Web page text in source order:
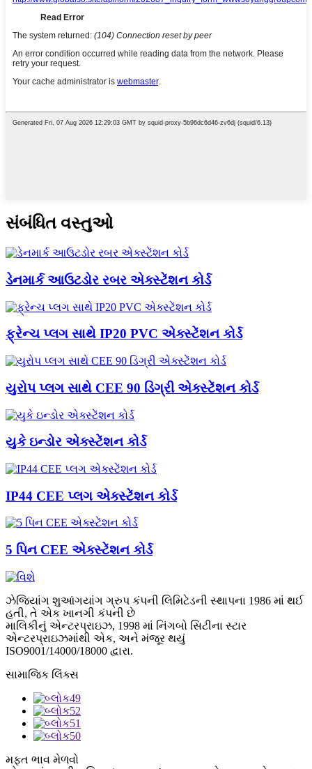
સંબંધિત વસ્તુઓ
ડેનમાર્ક આઉટડોર રબર એક્સ્ટેંશન કોર્ડ
ફ્રેન્ચ પ્લગ સાથે IP20 PVC એક્સ્ટેંશન કોર્ડ
યુરોપ પ્લગ સાથે CEE 90 ડિગ્રી એક્સ્ટેંશન કોર્ડ
યુકે ઇન્ડોર એક્સ્ટેંશન કોર્ડ
IP44 CEE પ્લગ એક્સ્ટેંશન કોર્ડ
5 પિન CEE એક્સ્ટેંશન કોર્ડ
ઝેજિયાંગ શુઆંગયાંગ ગ્રુપ કંપની લિમિટેડની સ્થાપના 1986 માં થઈ
હતી, તે એક ખાનગી કંપની છે
માલિકીનું એન્ટરપ્રાઇઝ, 1998 માં નિંગબો સિટીના સ્ટાર
એન્ટરપ્રાઇઝમાંથી એક, અને મંજૂર થયું
ISO9001/14000/18000 દ્વારા.
સામાજિક લિંક્સ
મફત ભાવ મેળવો